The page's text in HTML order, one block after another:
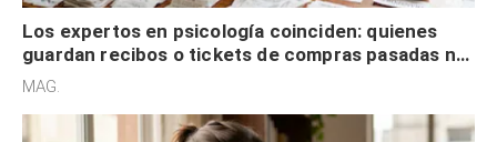
Los expertos en psicología coinciden: quienes
guardan recibos o tickets de compras pasadas no
son acumuladores, sino que tienen necesidad de
MAG.